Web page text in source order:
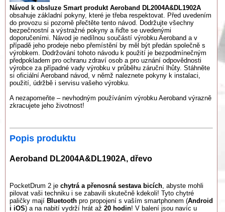
Návod k obsluze Smart produkt Aeroband DL2004A&DL1902A
obsahuje základní pokyny, které je třeba respektovat. Před uvedením
do provozu si pozorně přečtěte tento návod. Dodržujte všechny
bezpečnostní a výstražné pokyny a řiďte se uvedenými
doporučeními. Návod je nedílnou součástí výrobku Aeroband a v
případě jeho prodeje nebo přemístění by měl být předán společně s
výrobkem. Dodržování tohoto návodu k použití je bezpodmínečným
předpokladem pro ochranu zdraví osob a pro uznání odpovědnosti
výrobce za případné vady výrobku v průběhu záruční lhůty. Stáhněte
si oficiální Aeroband návod, v němž naleznete pokyny k instalaci,
použití, údržbě i servisu vašeho výrobku.
A nezapomeňte – nevhodným používáním výrobku Aeroband výrazně
zkracujete jeho životnost!
Popis produktu
Aeroband DL2004A&DL1902A, dřevo
PocketDrum 2 je chytrá a přenosná sestava bicích , abyste mohli
pilovat vaši techniku i se zabavili skutečně kdekoli! Tyto chytré
paličky mají Bluetooth pro propojení s vaším smartphonem (Android
i iOS) a na nabití vydrží hrát až 20 hodin! V balení jsou navíc u